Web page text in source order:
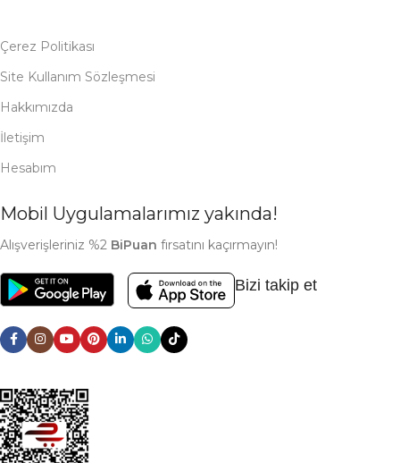
Çerez Politikası
Site Kullanım Sözleşmesi
Hakkımızda
İletişim
Hesabım
Mobil Uygulamalarımız yakında!
Alışverişleriniz %2 BiPuan fırsatını kaçırmayın!
Bizi takip et